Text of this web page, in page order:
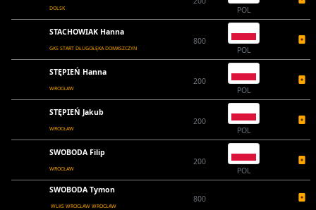
DOLSK
POL
STACHOWIAK Hanna
GKS START DŁUGOŁĘKA DOMASZCZYN
800
POL
STĘPIEŃ Hanna
WROCŁAW
200
POL
STĘPIEŃ Jakub
WROCŁAW
200
POL
SWOBODA Filip
WROCŁAW
200
POL
SWOBODA Tymon
WLKS WROCŁAW WROCŁAW
800